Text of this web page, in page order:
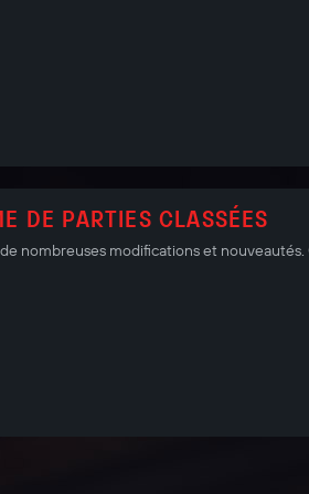
DE PARTIES CLASSÉES
nombreuses modifications et